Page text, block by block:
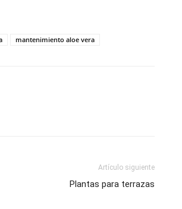
mantenimiento aloe vera
Artículo siguiente
Plantas para terrazas